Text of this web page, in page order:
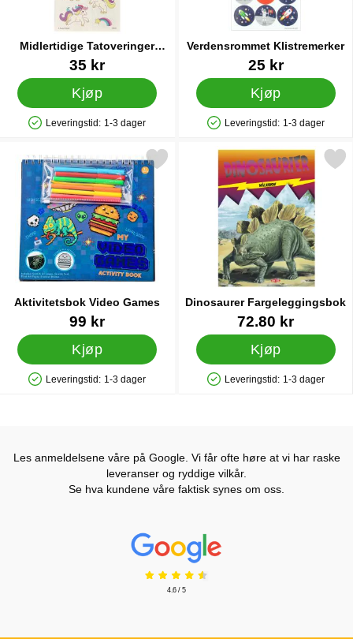
Midlertidige Tatoveringer
Enhjørninger
Varenummer 26264
35 kr
Kjøp
Produkttilgjengelighet: På lager
Leveringstid: 1-3 dager
Verdensrommet Klistremerker
Varenummer 40272
25 kr
Kjøp
Produkttilgjengelighet: På lager
Leveringstid: 1-3 dager
Aktivitetsbok Video Games
Varenummer 31419
99 kr
Kjøp
Produkttilgjengelighet: På lager
Leveringstid: 1-3 dager
Merk aktivitetsbok Video Games som favoritt
Dinosaurer Fargeleggingsbok
Varenummer 26700
72.80 kr
Kjøp
Produkttilgjengelighet: På lager
Leveringstid: 1-3 dager
Merk dinosaurer
Les anmeldelsene våre på Google. Vi får ofte høre at vi har raske
leveranser og ryddige vilkår.
Se hva kundene våre faktisk synes om oss.
Prisjakt Vurdering: 4.6 Stjerne
4.6 / 5